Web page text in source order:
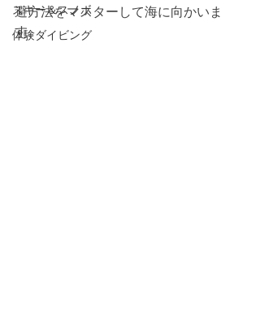
スキー＆スノボ
体験ダイビング
避方法をマスターして海に向かいま
す。